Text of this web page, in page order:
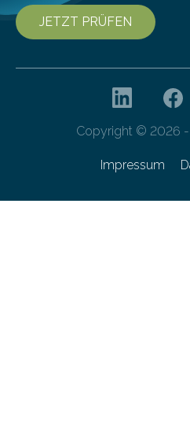
JETZT PRÜFEN
Copyright © 2026 -
Impressum